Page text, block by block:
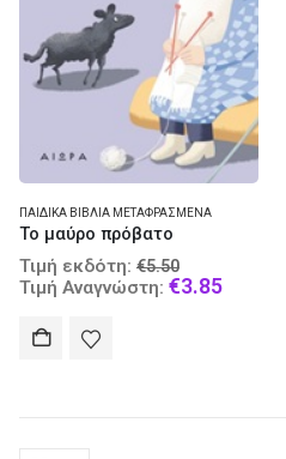
ΠΑΙΔΙΚΆ ΒΙΒΛΊΑ ΜΕΤΑΦΡΑΣΜΈΝΑ
Το μαύρο πρόβατο
Τιμή εκδότη: €5.50
price
Τιμή Αναγνώστη: €3.85Current